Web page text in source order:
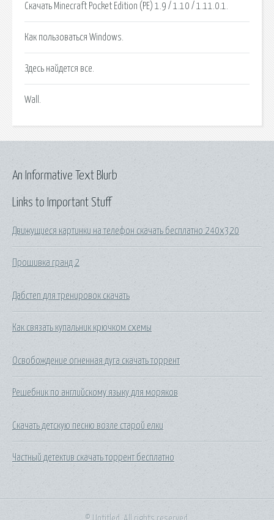
Скачать Minecraft Pocket Edition (PE) 1.9 / 1.10 / 1.11.0.1.
Как пользоваться Windows.
Здесь найдется все.
Wall.
Links to Important Stuff
Движущиеся картинки на телефон скачать бесплатно 240х320
Прошивка гранд 2
Дабстеп для тренировок скачать
Как связать купальник крючком схемы
Освобождение огненная дуга скачать торрент
Решебник по английскому языку для моряков
Скачать детскую песню возле старой елки
Частный детектив скачать торрент бесплатно
An Informative Text Blurb